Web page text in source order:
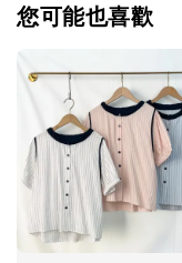
您可能也喜歡